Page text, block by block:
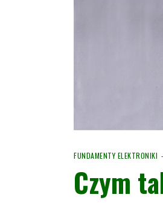
FUNDAMENTY ELEKTRONIKI
Czym